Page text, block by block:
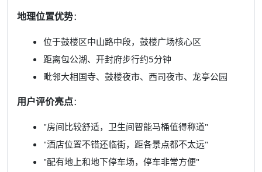
地理位置优势：
位于鼓楼区中山路中段，鼓楼广场核心区
距离包公湖、开封府步行约5分钟
毗邻大相国寺、鼓楼夜市、西司夜市、龙亭公园
用户评价亮点：
"房间比较舒适，卫生间智能马桶值得称道"
"酒店位置不错还临街，距各景点都不太远"
"配有地上和地下停车场，停车非常方便"